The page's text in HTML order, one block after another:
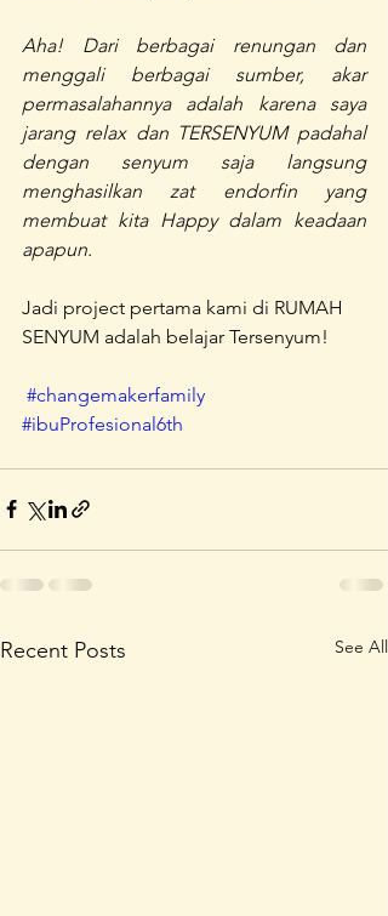
Aha! Dari berbagai renungan dan
menggali berbagai sumber, akar
permasalahannya adalah karena saya
jarang relax dan TERSENYUM padahal
dengan senyum saja langsung
menghasilkan zat endorfin yang
membuat kita Happy dalam keadaan
apapun.
Jadi project pertama kami di RUMAH
SENYUM adalah belajar Tersenyum!
#changemakerfamily
#ibuProfesional6th
Recent Posts See All